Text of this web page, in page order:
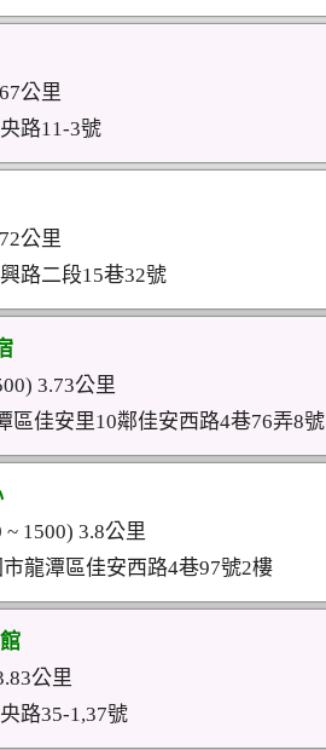
公里
路11-3號
公里
路二段15巷32號
3.73公里
區佳安里10鄰佳安西路4巷76弄8號
~ 1500) 3.8公里
龍潭區佳安西路4巷97號2樓
公里
路35-1,37號